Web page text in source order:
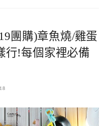
團購)章魚燒/雞蛋
行!每個家裡必備